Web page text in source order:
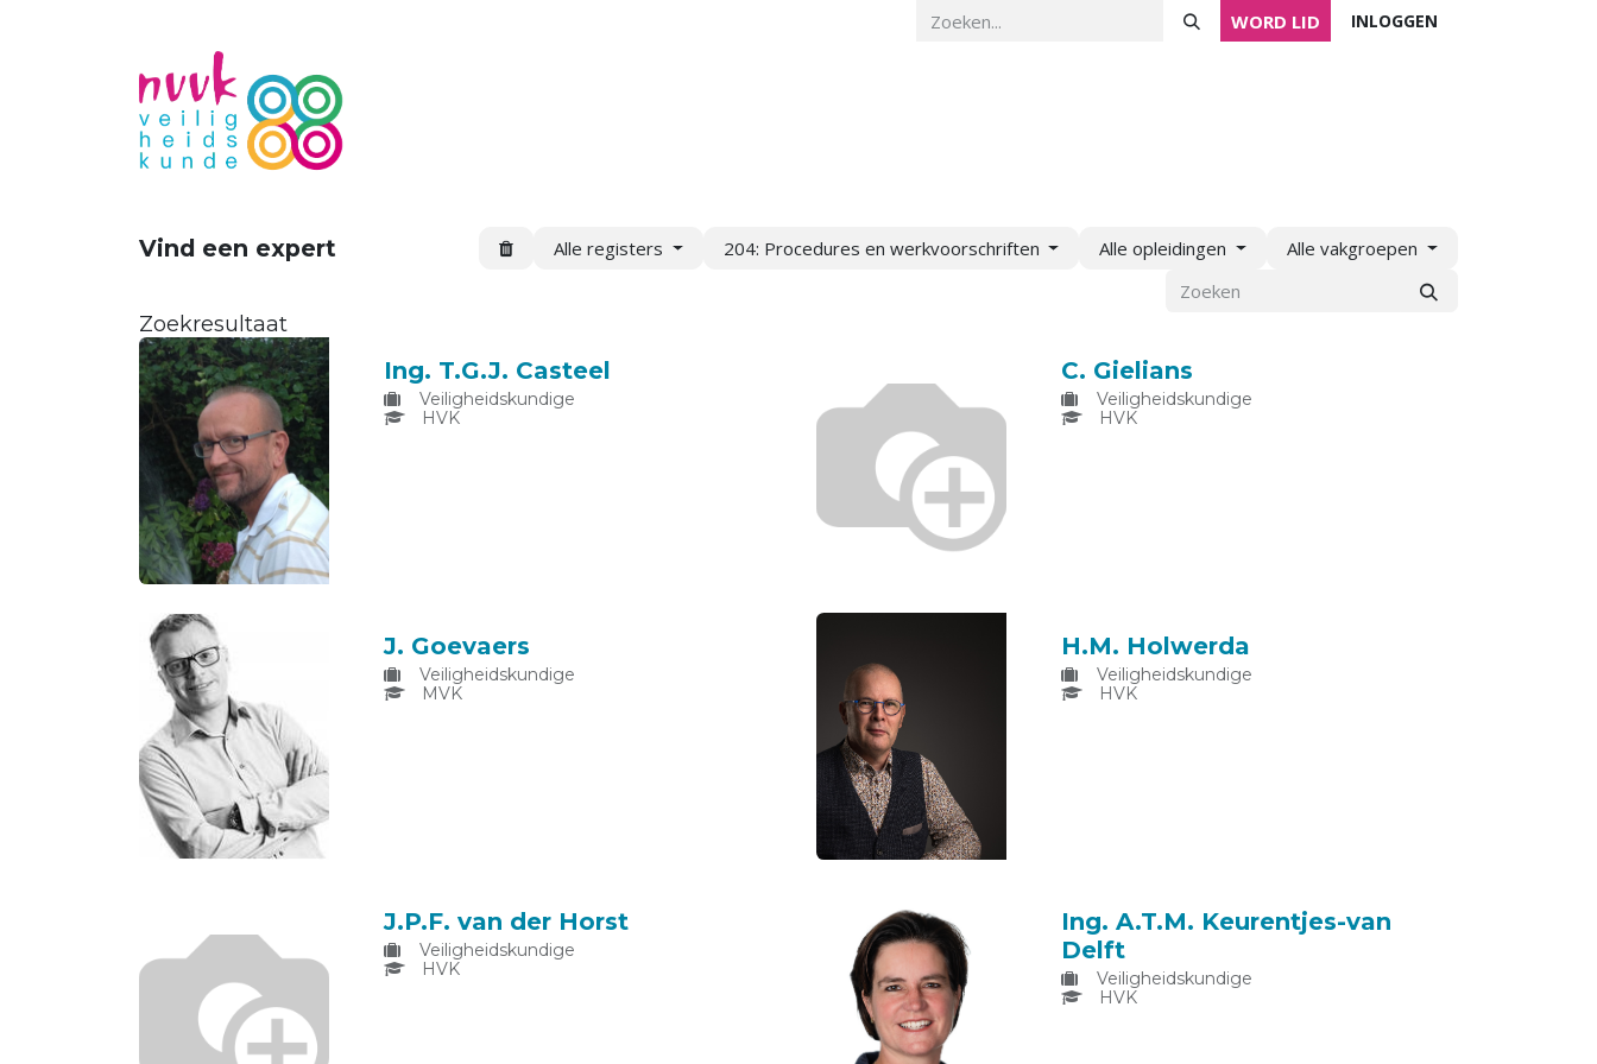
WORD LID INLOGGEN
Vind een expert Alle registers 204: Procedures en werkvoorschriften Alle opleidingen Alle vakgroepen
Zoekresultaat
Ing. T.G.J. Casteel
Veiligheidskundige
HVK
C. Gielians
Veiligheidskundige
HVK
J. Goevaers
Veiligheidskundige
MVK
H.M. Holwerda
Veiligheidskundige
HVK
J.P.F. van der Horst
Veiligheidskundige
HVK
Ing. A.T.M. Keurentjes-van
Delft
Veiligheidskundige
HVK